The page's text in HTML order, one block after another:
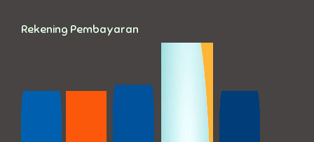
Rekening Pembayaran